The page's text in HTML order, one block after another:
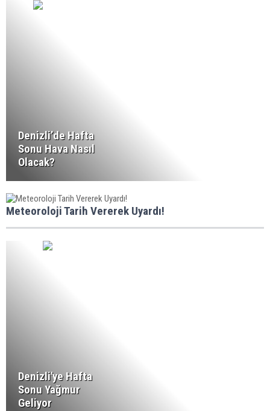
Denizli’de Hafta
Sonu Hava Nasıl
Olacak?
Meteoroloji Tarih Vererek Uyardı!
Denizli'ye Hafta
Sonu Yağmur
Geliyor